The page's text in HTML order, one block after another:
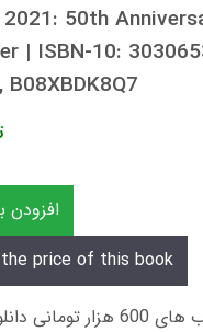
50th
| ISBN-10:
افزودن
price of this book
زمان تحویل کتاب های 600